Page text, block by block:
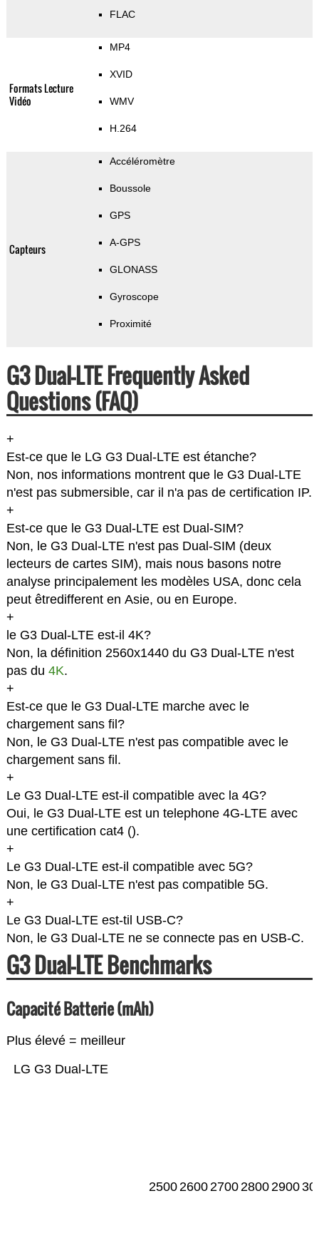
FLAC
Formats Lecture
Vidéo
MP4
XVID
WMV
H.264
Capteurs
Accéléromètre
Boussole
GPS
A-GPS
GLONASS
Gyroscope
Proximité
G3 Dual-LTE Frequently Asked
Questions (FAQ)
+
Est-ce que le LG G3 Dual-LTE est étanche?
Non, nos informations montrent que le G3 Dual-LTE
n'est pas submersible, car il n'a pas de certification IP.
+
Est-ce que le G3 Dual-LTE est Dual-SIM?
Non, le G3 Dual-LTE n'est pas Dual-SIM (deux
lecteurs de cartes SIM), mais nous basons notre
analyse principalement les modèles USA, donc cela
peut êtredifferent en Asie, ou en Europe.
+
le G3 Dual-LTE est-il 4K?
Non, la définition 2560x1440 du G3 Dual-LTE n'est
pas du 4K.
+
Est-ce que le G3 Dual-LTE marche avec le
chargement sans fil?
Non, le G3 Dual-LTE n'est pas compatible avec le
chargement sans fil.
+
Le G3 Dual-LTE est-il compatible avec la 4G?
Oui, le G3 Dual-LTE est un telephone 4G-LTE avec
une certification cat4 ().
+
Le G3 Dual-LTE est-il compatible avec 5G?
Non, le G3 Dual-LTE n'est pas compatible 5G.
+
Le G3 Dual-LTE est-til USB-C?
Non, le G3 Dual-LTE ne se connecte pas en USB-C.
G3 Dual-LTE Benchmarks
Capacité Batterie (mAh)
Plus élevé = meilleur
LG G3 Dual-LTE
25002600270028002900